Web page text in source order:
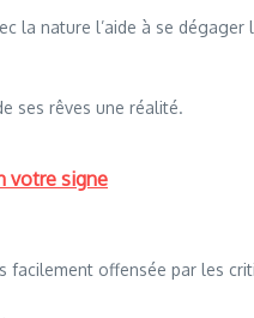
la nature l’aide à se dégager
ses rêves une réalité.
votre signe
facilement offensée par les